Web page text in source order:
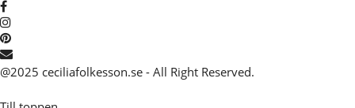
@2025 ceciliafolkesson.se - All Right Reserved.